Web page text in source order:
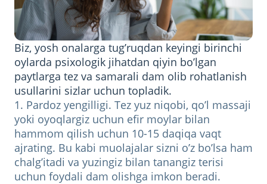
Biz, yosh onalarga tug’ruqdan keyingi birinchi
oylarda psixologik jihatdan qiyin bo’lgan
paytlarga tez va samarali dam olib rohatlanish
usullarini sizlar uchun topladik.
1. Pardoz yengilligi. Tez yuz niqobi, qo’l massaji
yoki oyoqlargiz uchun efir moylar bilan
hammom qilish uchun 10-15 daqiqa vaqt
ajrating. Bu kabi muolajalar sizni o’z bo’lsa ham
chalg’itadi va yuzingiz bilan tanangiz terisi
uchun foydali dam olishga imkon beradi.